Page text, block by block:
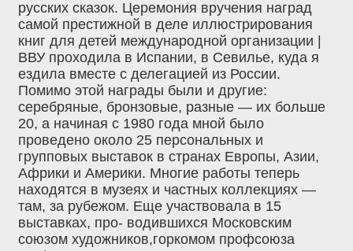
русских сказок. Церемония вручения наград
самой престижной в деле иллюстрирования
книг для детей международной организации |
ВВУ проходила в Испании, в Севилье, куда я
ездила вместе с делегацией из России.
Помимо этой награды были и другие:
серебряные, бронзовые, разные — их больше
20, а начиная с 1980 года мной было
проведено около 25 персональных и
групповых выставок в странах Европы, Азии,
Африки и Америки. Многие работы теперь
находятся в музеях и частных коллекциях —
там, за рубежом. Еще участвовала в 15
выставках, про- водившихся Московским
союзом художников,горкомом профсоюза